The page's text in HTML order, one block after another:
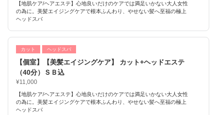
【地肌ケア/ヘアエステ】心地良いだけのケアでは満足いかない大人女性
の為に。美髪エイジングケアで根本ふんわり、やせない髪へ至福の極上
ヘッドスパ
カット ヘッドスパ
【個室】【美髪エイジングケア】 カット+ヘッドエステ
（40分）ＳＢ込
¥11,000
【地肌ケア/ヘアエステ】心地良いだけのケアでは満足いかない大人女性
の為に。美髪エイジングケアで根本ふんわり、やせない髪へ至福の極上
ヘッドスパ